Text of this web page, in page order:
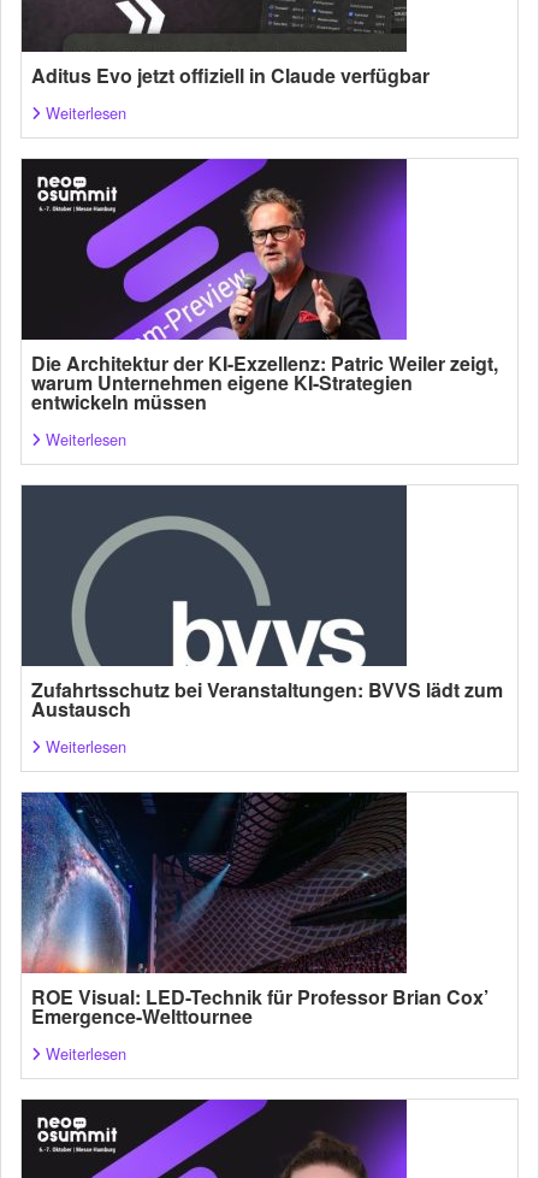
Aditus Evo jetzt offiziell in Claude verfügbar
Weiterlesen
Die Architektur der KI-Exzellenz: Patric Weiler zeigt,
warum Unternehmen eigene KI-Strategien
entwickeln müssen
Weiterlesen
Zufahrtsschutz bei Veranstaltungen: BVVS lädt zum
Austausch
Weiterlesen
ROE Visual: LED-Technik für Professor Brian Cox’
Emergence-Welttournee
Weiterlesen